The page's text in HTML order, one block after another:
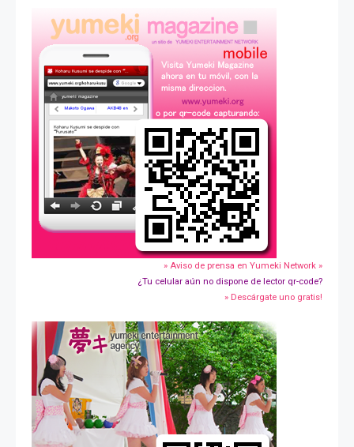
» Aviso de prensa en Yumeki Network »
¿Tu celular aún no dispone de lector qr-code?
» Descárgate uno gratis!